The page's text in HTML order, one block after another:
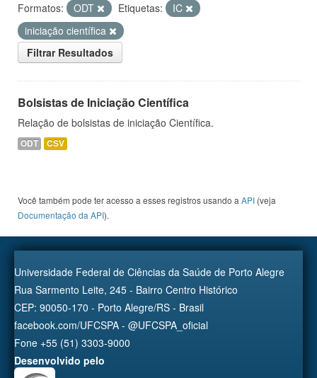
Formatos:
ODT Etiquetas:
IC
iniciação científica
Filtrar Resultados
Bolsistas de Iniciação Científica
Relação de bolsistas de iniciação Científica.
ODT CSV
Você também pode ter acesso a esses registros usando a API (veja
Documentação da API).
Universidade Federal de Ciências da Saúde de Porto Alegre
Rua Sarmento Leite, 245 - Bairro Centro Histórico
CEP: 90050-170 - Porto Alegre/RS - Brasil
facebook.com/UFCSPA - @UFCSPA_oficial
Fone +55 (51) 3303-9000
Desenvolvido pelo